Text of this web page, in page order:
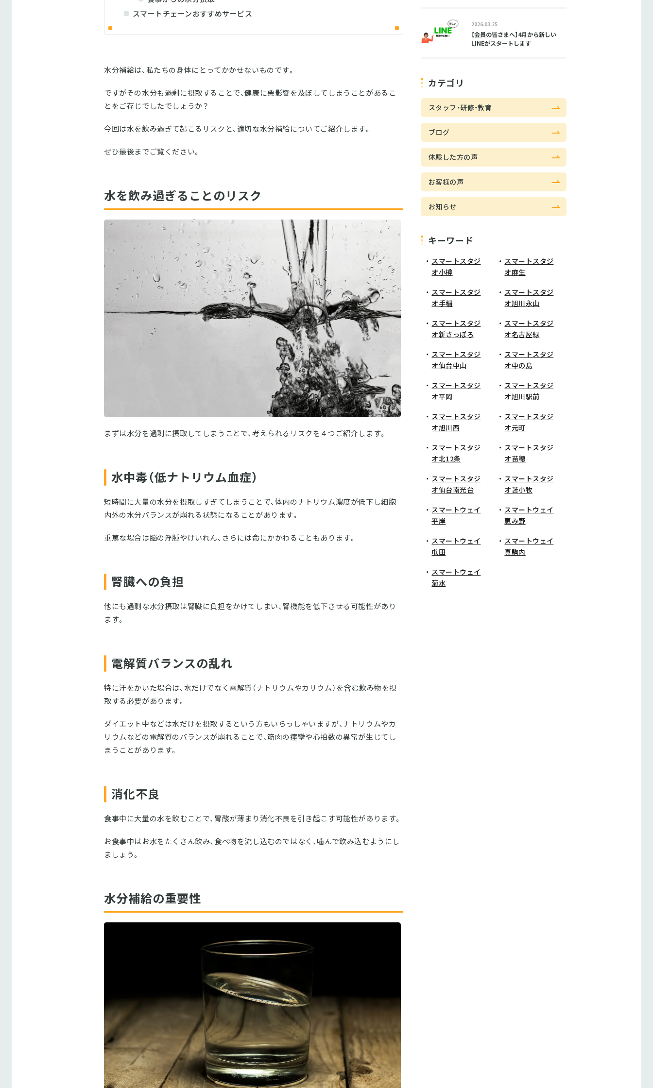
スマートチェーンおすすめサービス
水分補給は、私たちの身体にとってかかせないものです。
ですがその水分も過剰に摂取することで、健康に悪影響を及ぼしてしまうことがあるこ
とをご存じでしたでしょうか？
今回は水を飲み過ぎて起こるリスクと、適切な水分補給についてご紹介します。
ぜひ最後までご覧ください。
水を飲み過ぎることのリスク
まずは水分を過剰に摂取してしまうことで、考えられるリスクを４つご紹介します。
水中毒（低ナトリウム血症）
短時間に大量の水分を摂取しすぎてしまうことで、体内のナトリウム濃度が低下し細胞
内外の水分バランスが崩れる状態になることがあります。
重篤な場合は脳の浮腫やけいれん、さらには命にかかわることもあります。
腎臓への負担
他にも過剰な水分摂取は腎臓に負担をかけてしまい、腎機能を低下させる可能性があり
ます。
電解質バランスの乱れ
特に汗をかいた場合は、水だけでなく電解質（ナトリウムやカリウム）を含む飲み物を摂
取する必要があります。
ダイエット中などは水だけを摂取するという方もいらっしゃいますが、ナトリウムやカ
リウムなどの電解質のバランスが崩れることで、筋肉の痙攣や心拍数の異常が生じてし
まうことがあります。
消化不良
食事中に大量の水を飲むことで、胃酸が薄まり消化不良を引き起こす可能性があります。
お食事中はお水をたくさん飲み、食べ物を流し込むのではなく、噛んで飲み込むようにし
ましょう。
水分補給の重要性
2026.03.25
【会員の皆さまへ】4月から新しい
LINEがスタートします
カテゴリ
スタッフ・研修・教育
ブログ
体験した方の声
お客様の声
お知らせ
キーワード
スマートスタジ
オ小樽
スマートスタジ
オ麻生
スマートスタジ
オ手稲
スマートスタジ
オ旭川永山
スマートスタジ
オ新さっぽろ
スマートスタジ
オ名古屋緑
スマートスタジ
オ仙台中山
スマートスタジ
オ中の島
スマートスタジ
オ平岡
スマートスタジ
オ旭川駅前
スマートスタジ
オ旭川西
スマートスタジ
オ元町
スマートスタジ
オ北12条
スマートスタジ
オ苗穂
スマートスタジ
オ仙台南光台
スマートスタジ
オ苫小牧
スマートウェイ
平岸
スマートウェイ
恵み野
スマートウェイ
屯田
スマートウェイ
真駒内
スマートウェイ
菊水